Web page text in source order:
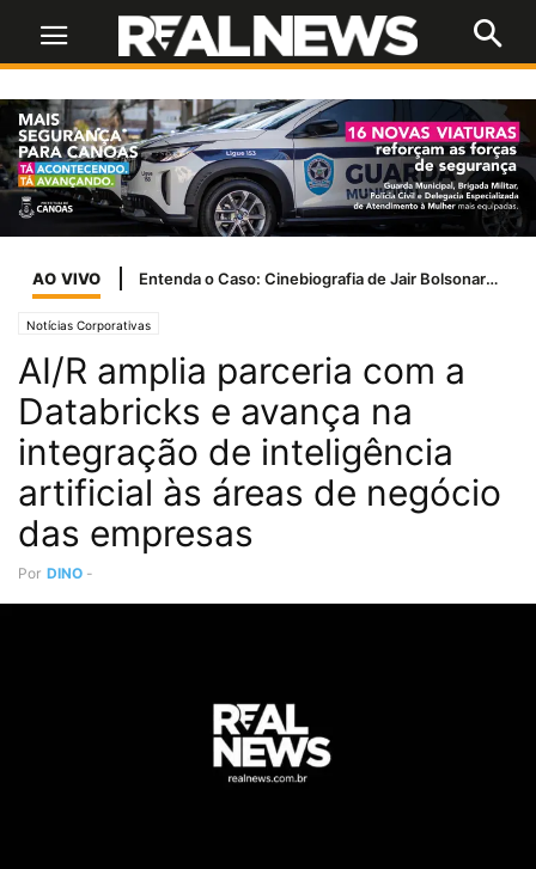
AO VIVO Entenda o Caso: Cinebiografia de Jair Bolsonaro tem problemas com a Ancine
Notícias Corporativas
AI/R amplia parceria com a
Databricks e avança na
integração de inteligência
artificial às áreas de negócio
das empresas
Por DINO -